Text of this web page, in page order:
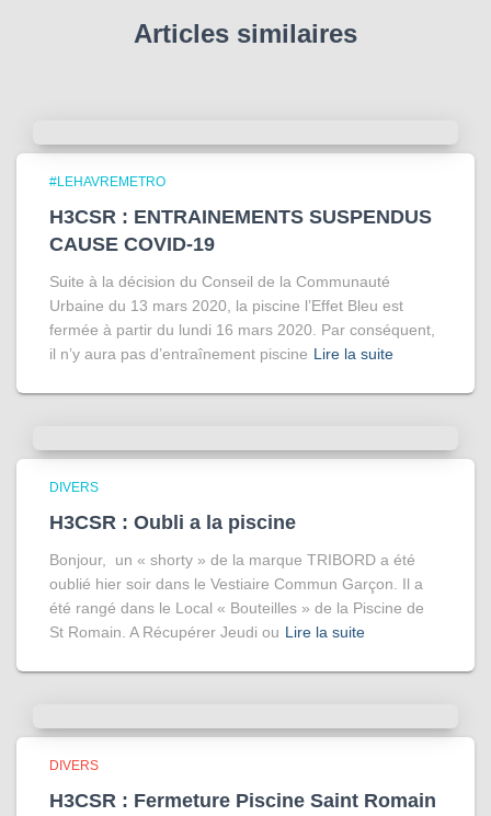
Articles similaires
#LEHAVREMETRO
H3CSR : ENTRAINEMENTS SUSPENDUS
CAUSE COVID-19
Suite à la décision du Conseil de la Communauté
Urbaine du 13 mars 2020, la piscine l’Effet Bleu est
fermée à partir du lundi 16 mars 2020. Par conséquent,
il n’y aura pas d’entraînement piscine Lire la suite
DIVERS
H3CSR : Oubli a la piscine
Bonjour, un « shorty » de la marque TRIBORD a été
oublié hier soir dans le Vestiaire Commun Garçon. Il a
été rangé dans le Local « Bouteilles » de la Piscine de
St Romain. A Récupérer Jeudi ou Lire la suite
DIVERS
H3CSR : Fermeture Piscine Saint Romain